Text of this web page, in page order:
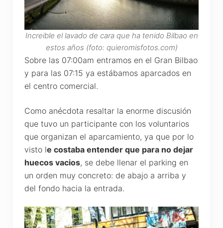
Increible el lavado de cara que ha tenido Bilbao en
estos años (foto: quieromisfotos.com)
Sobre las 07:00am entramos en el Gran Bilbao
y para las 07:15 ya estábamos aparcados en
el centro comercial.
Como anécdota resaltar la enorme discusión
que tuvo un participante con los voluntarios
que organizan el aparcamiento, ya que por lo
visto le costaba entender que para no dejar
huecos vacios, se debe llenar el parking en
un orden muy concreto: de abajo a arriba y
del fondo hacia la entrada.